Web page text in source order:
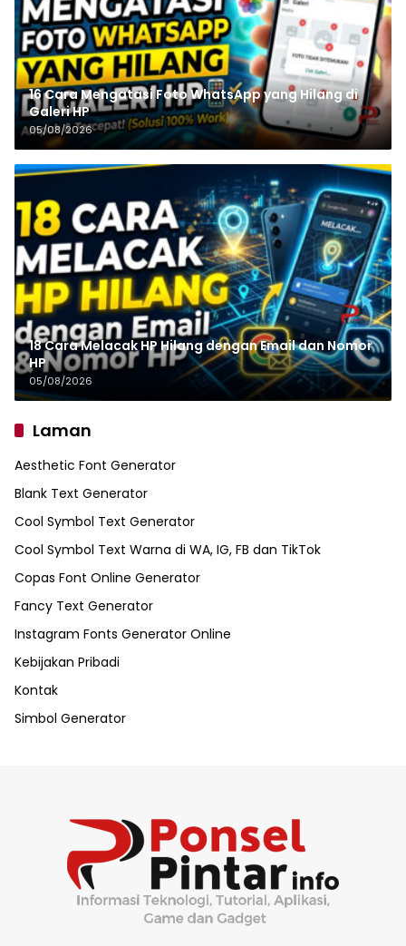
16 Cara Mengatasi Foto WhatsApp yang Hilang di
Galeri HP
05/08/2026
18 Cara Melacak HP Hilang dengan Email dan Nomor
HP
05/08/2026
Laman
Aesthetic Font Generator
Blank Text Generator
Cool Symbol Text Generator
Cool Symbol Text Warna di WA, IG, FB dan TikTok
Copas Font Online Generator
Fancy Text Generator
Instagram Fonts Generator Online
Kebijakan Pribadi
Kontak
Simbol Generator